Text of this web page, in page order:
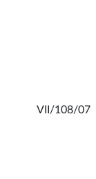
VII/108/07